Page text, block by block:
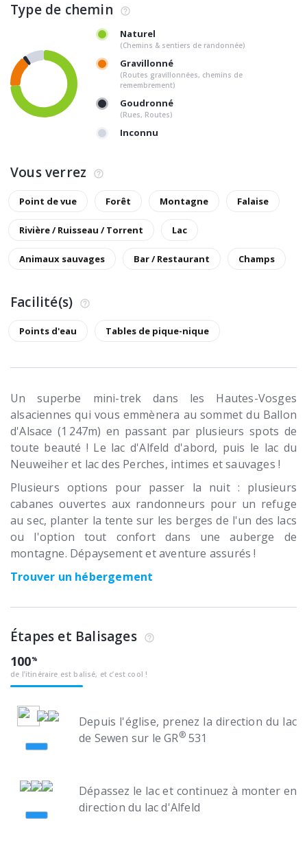
Type de chemin
Naturel
(Chemins & sentiers de randonnée)
Gravillonné
(Routes gravillonnées, chemins de
remembrement)
Goudronné
(Rues, Routes)
Inconnu
Vous verrez
Point de vue Forêt Montagne Falaise
Rivière / Ruisseau / Torrent Lac
Animaux sauvages Bar / Restaurant Champs
Facilité(s)
Points d'eau Tables de pique-nique
Un superbe mini-trek dans les Hautes-Vosges
alsaciennes qui vous emmènera au sommet du Ballon
d'Alsace (1 247m) en passant par plusieurs spots de
toute beauté ! Le lac d'Alfeld d'abord, puis le lac du
Neuweiher et lac des Perches, intimes et sauvages !
Plusieurs options pour passer la nuit : plusieurs
cabanes ouvertes aux randonneurs pour un refuge
au sec, planter la tente sur les berges de l'un des lacs
ou l'option tout confort dans une auberge de
montagne. Dépaysement et aventure assurés !
Trouver un hébergement
Étapes et Balisages
100
de l’itinéraire est balisé, et c’est cool !
Depuis l'église, prenez la direction du lac
de Sewen sur le GR®531
Dépassez le lac et continuez à monter en
direction du lac d'Alfeld